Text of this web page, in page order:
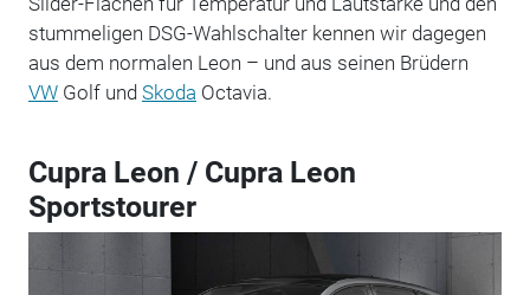
stummeligen DSG-Wahlschalter kennen wir dagegen
aus dem normalen Leon – und aus seinen Brüdern
VWGolf und Skoda Octavia.
Cupra Leon / Cupra Leon
Sportstourer